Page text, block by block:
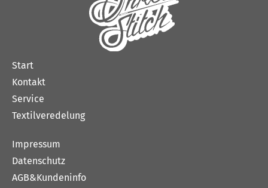
Start
Kontakt
Service
Textilveredelung
Impressum
Datenschutz
AGB&Kundeninfo